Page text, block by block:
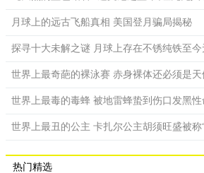
二、兰新铁路(2423公里)
了解了最长的京九线，现在我们就来
长度也不容小觑，它的全长可达2423公里
线非常重要。它在1952年就已建成，在建
利，现在，它也是一带一路建设中的重要
月球上的远古飞船真相 美国登月骗局揭秘
探寻十大未解之谜 月球上存在不锈纯铁至今
世界上最奇葩的裸泳赛 赤身裸体还必须是
世界上最毒的毒蜂 被地雷蜂蛰到伤口发黑性
世界上最丑的公主 卡扎尔公主胡须旺盛被称
热门精选